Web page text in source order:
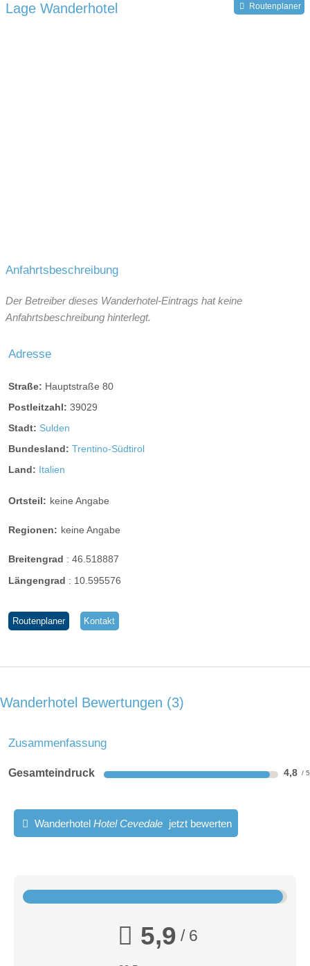
Lage Wanderhotel Routenplaner
Anfahrtsbeschreibung
Der Betreiber dieses Wanderhotel-Eintrags hat keine
Anfahrtsbeschreibung hinterlegt.
Adresse
Straße: Hauptstraße 80
Postleitzahl: 39029
Stadt: Sulden
Bundesland: Trentino-Südtirol
Land: Italien
Ortsteil: keine Angabe
Regionen: keine Angabe
Breitengrad : 46.518887
Längengrad : 10.595576
Routenplaner Kontakt
Wanderhotel Bewertungen 3
Zusammenfassung
Gesamteindruck 4,8
Wanderhotel Hotel Cevedale jetzt bewerten
5,9 / 6